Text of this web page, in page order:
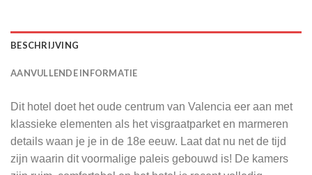
BESCHRIJVING
AANVULLENDE INFORMATIE
Dit hotel doet het oude centrum van Valencia eer aan met
klassieke elementen als het visgraatparket en marmeren
details waan je je in de 18e eeuw. Laat dat nu net de tijd
zijn waarin dit voormalige paleis gebouwd is! De kamers